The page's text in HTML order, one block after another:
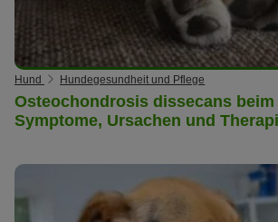
Hund Hundegesundheit und Pflege
Osteochondrosis dissecans beim
Symptome, Ursachen und